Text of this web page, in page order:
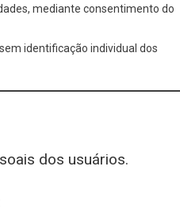
mediante consentimento do
identificação individual dos
dos usuários.